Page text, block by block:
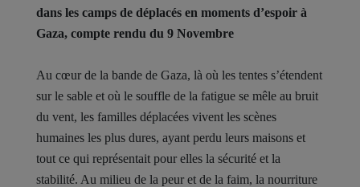
dans les camps de déplacés en moments d’espoir à
Gaza, compte rendu du 9 Novembre
Au cœur de la bande de Gaza, là où les tentes s’étendent
sur le sable et où le souffle de la fatigue se mêle au bruit
du vent, les familles déplacées vivent les scènes
humaines les plus dures, ayant perdu leurs maisons et
tout ce qui représentait pour elles la sécurité et la
stabilité. Au milieu de la peur et de la faim, la nourriture